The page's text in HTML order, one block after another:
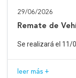
29/06/2026
Remate de
Se realizará el 11/
leer más +